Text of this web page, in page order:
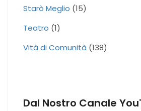
Starò Meglio (15)
Teatro (1)
Vità di Comunità (138)
Dal Nostro Canale